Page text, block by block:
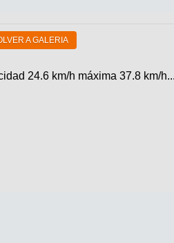
A GALERIA
24.6 km/h máxima 37.8 km/